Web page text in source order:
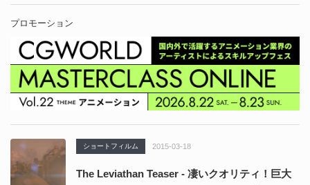
プロモーション
ショートフィルム 2015-03-18
The Leviathan Teaser - 凄いクオリティ！巨大